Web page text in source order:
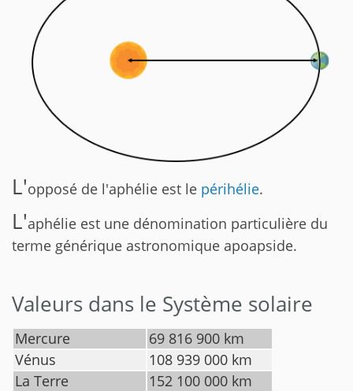
L'opposé de l'aphélie est le périhélie.
L'aphélie est une dénomination particulière du
terme générique astronomique apoapside.
Valeurs dans le Système solaire
Mercure
69 816 900 km
Vénus
108 939 000 km
La Terre
152 100 000 km